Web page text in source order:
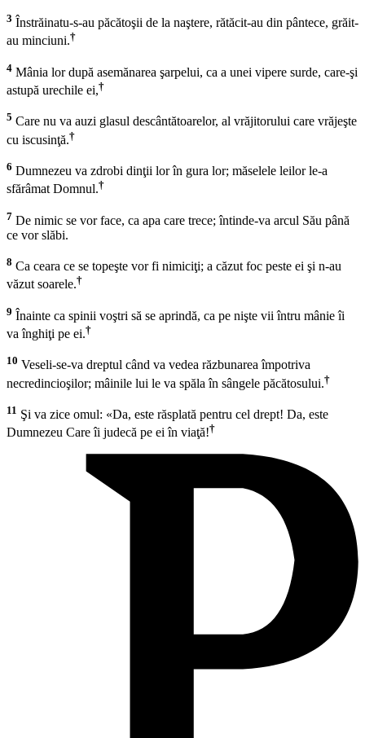
3 Înstrăinatu-s-au păcătoşii de la naştere, rătăcit-au din pântece, grăit-
au minciuni.†
4 Mânia lor după asemănarea şarpelui, ca a unei vipere surde, care-şi
astupă urechile ei,†
5 Care nu va auzi glasul descântătoarelor, al vrăjitorului care vrăjeşte
cu iscusinţă.†
6 Dumnezeu va zdrobi dinţii lor în gura lor; măselele leilor le-a
sfărâmat Domnul.†
7 De nimic se vor face, ca apa care trece; întinde-va arcul Său până
ce vor slăbi.
8 Ca ceara ce se topeşte vor fi nimiciţi; a căzut foc peste ei şi n-au
văzut soarele.†
9 Înainte ca spinii voştri să se aprindă, ca pe nişte vii întru mânie îi
va înghiţi pe ei.†
10 Veseli-se-va dreptul când va vedea răzbunarea împotriva
necredincioşilor; mâinile lui le va spăla în sângele păcătosului.†
11 Şi va zice omul: «Da, este răsplată pentru cel drept! Da, este
Dumnezeu Care îi judecă pe ei în viaţă!†